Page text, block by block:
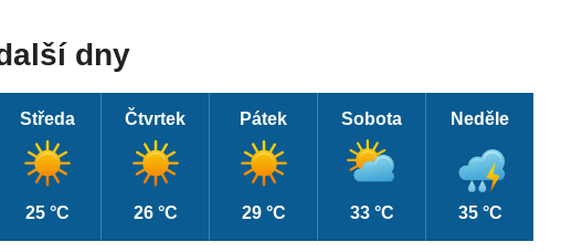
dny
Středa
25 °C
Čtvrtek
26 °C
Pátek
29 °C
Sobota
33 °C
Neděle
35 °C